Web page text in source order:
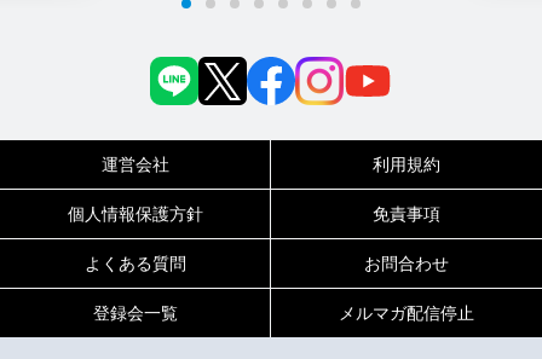
0120-717-450
運営会社 利用規約
個人情報保護方針 免責事項
よくある質問 お問合わせ
登録会一覧 メルマガ配信停止